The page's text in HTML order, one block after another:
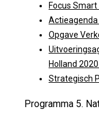
Focus
Opgave
Holland
Strategisch
Programma 5.